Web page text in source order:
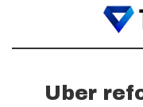
Uber